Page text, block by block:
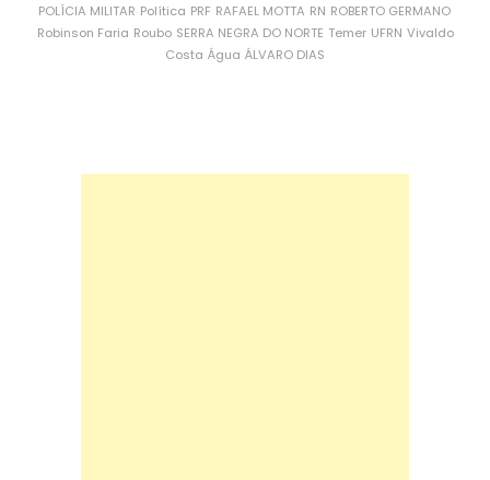
POLÍCIA MILITAR Política PRF RAFAEL MOTTA RN ROBERTO GERMANO
Robinson Faria Roubo SERRA NEGRA DO NORTE Temer UFRN Vivaldo
Costa Água ÁLVARO DIAS